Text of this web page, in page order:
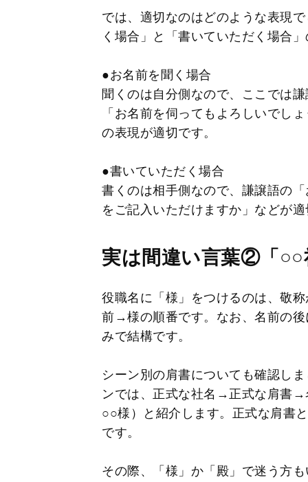
では、適切なのはどのような表現
く場合」と「書いていただく場合
●お名前を聞く場合
聞くのは自分側なので、ここでは
「お名前を伺ってもよろしいでし
の表現が適切です。
●書いていただく場合
書くのは相手側なので、謙譲語の
をご記入いただけますか」などが
実は間違い言葉②「○○
役職名に「様」をつけるのは、敬
前→様の順番です。なお、名前の
みで結構です。
シーン別の肩書についても確認し
ンでは、正式な社名→正式な肩書
○○様）と紹介します。正式な肩書
です。
その際、「様」か「殿」で迷う方